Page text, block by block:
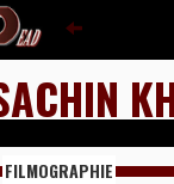
FILMOGRAPHIE